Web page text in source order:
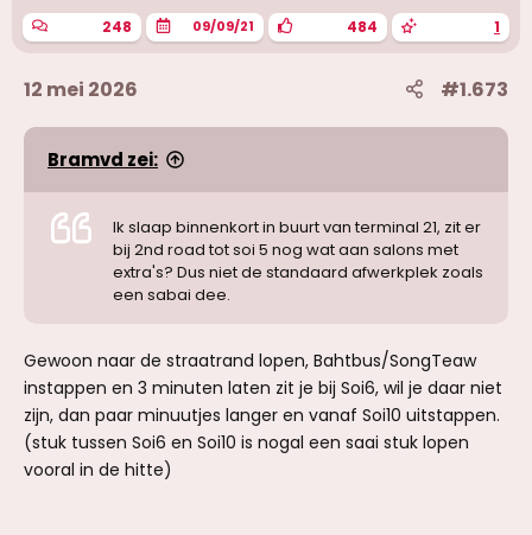
248 09/09/21 484 1
12 mei 2026 #1.673
Bramvd zei:
Ik slaap binnenkort in buurt van terminal 21, zit er
bij 2nd road tot soi 5 nog wat aan salons met
extra's? Dus niet de standaard afwerkplek zoals
een sabai dee.
Gewoon naar de straatrand lopen, Bahtbus/SongTeaw
instappen en 3 minuten laten zit je bij Soi6, wil je daar niet
zijn, dan paar minuutjes langer en vanaf Soi10 uitstappen.
(stuk tussen Soi6 en Soi10 is nogal een saai stuk lopen
vooral in de hitte)